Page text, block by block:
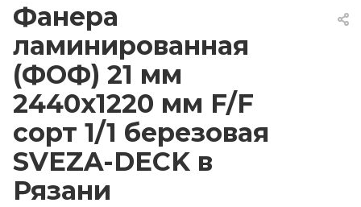
Фанера
ламинированная
(ФОФ) 21 мм
2440х1220 мм F/F
сорт 1/1 березовая
SVEZA-DECK в
Рязани